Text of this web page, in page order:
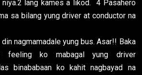
lang kames a likod. 4 Pasahero
sa bilang yung driver at conductor na
din nagmamadale yung bus. Asar!! Baka
feeling ko mabagal yung driver
binababaan ko kahit nagbayad na